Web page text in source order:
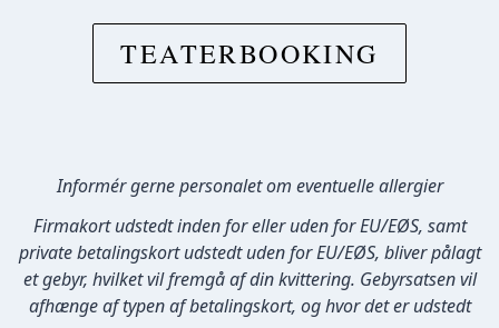
TEATERBOOKING
Informér gerne personalet om eventuelle allergier
Firmakort udstedt inden for eller uden for EU/EØS, samt
private betalingskort udstedt uden for EU/EØS, bliver pålagt
et gebyr, hvilket vil fremgå af din kvittering. Gebyrsatsen vil
afhænge af typen af betalingskort, og hvor det er udstedt